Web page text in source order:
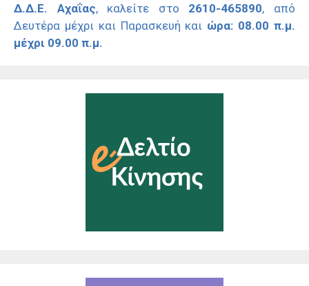
Δ.Δ.Ε. Αχαΐας, καλείτε στο 2610-465890, από
Δευτέρα μέχρι και Παρασκευή και ώρα: 08.00 π.μ.
μέχρι 09.00 π.μ.